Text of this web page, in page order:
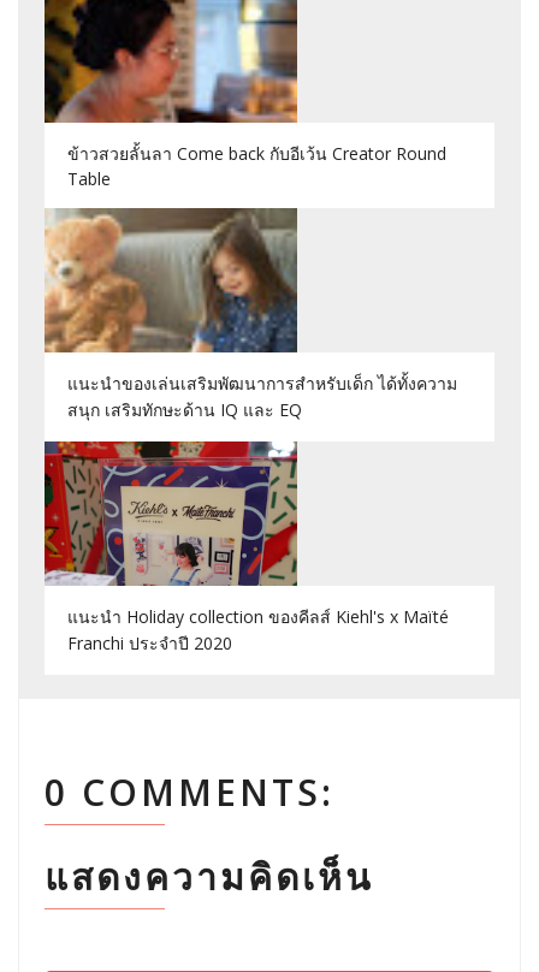
ข้าวสวยลั้นลา Come back กับอีเว้น Creator Round
Table
แนะนำของเล่นเสริมพัฒนาการสำหรับเด็ก ได้ทั้งความ
สนุก เสริมทักษะด้าน IQ และ EQ
แนะนำ Holiday collection ของคีลส์ Kiehl's x Maïté
Franchi ประจำปี 2020
0 COMMENTS:
แสดงความคิดเห็น